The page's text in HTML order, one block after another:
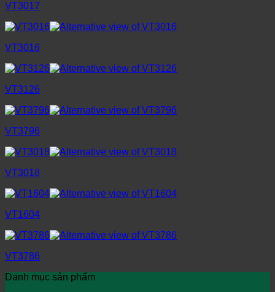
VT3017
VT3016
VT3126
VT3796
VT3018
VT1604
VT3786
Danh mục sản phẩm